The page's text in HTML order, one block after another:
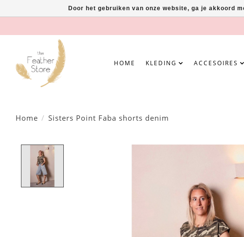
HOME KLEDING ACCESOIRES
Home / Sisters Point Faba shorts denim
Door het gebruiken van onze website, ga je akkoord